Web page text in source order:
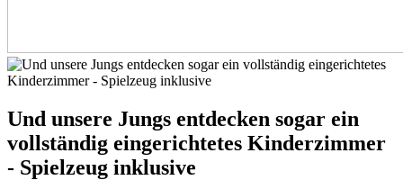
Und unsere Jungs entdecken sogar ein
vollständig eingerichtetes Kinderzimmer
- Spielzeug inklusive